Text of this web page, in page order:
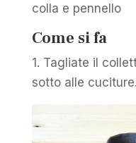
colla e pennello
Come si fa
1. Tagliate il
sotto alle cuciture.